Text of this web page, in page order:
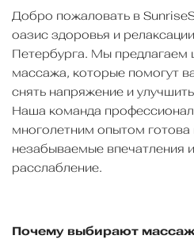
Добро пожаловать в
оазис здоровья и
Петербурга. Мы предлагаем
массажа, которые помогут
снять напряжение и
Наша команда
многолетним опытом готова
незабываемые впечатления
расслабление.
Почему выбирают